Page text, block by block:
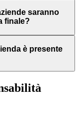
saranno
finale?
è presente